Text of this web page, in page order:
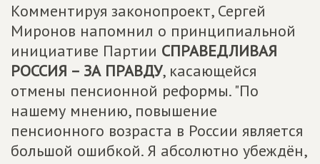
Комментируя законопроект, Сергей
Миронов напомнил о принципиальной
инициативе Партии СПРАВЕДЛИВАЯ
РОССИЯ – ЗА ПРАВДУ, касающейся
отмены пенсионной реформы. "По
нашему мнению, повышение
пенсионного возраста в России является
большой ошибкой. Я абсолютно убеждён,